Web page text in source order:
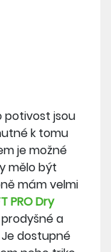
potivost jsou
k tomu
je možné
mělo být
mám velmi
PRO Dry
prodyšné a
dostupné